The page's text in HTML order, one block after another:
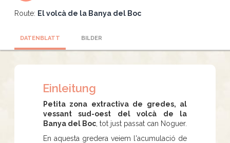
Route: El volcà de la Banya del Boc
DATENBLATT BILDER
Einleitung
Petita zona extractiva de gredes, al
vessant sud-oest del volcà de la
Banya del Boc , tot just passat can Noguer.
En aquesta gredera veiem l'acumulació de